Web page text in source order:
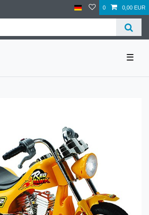
0 0,00 EUR
☰